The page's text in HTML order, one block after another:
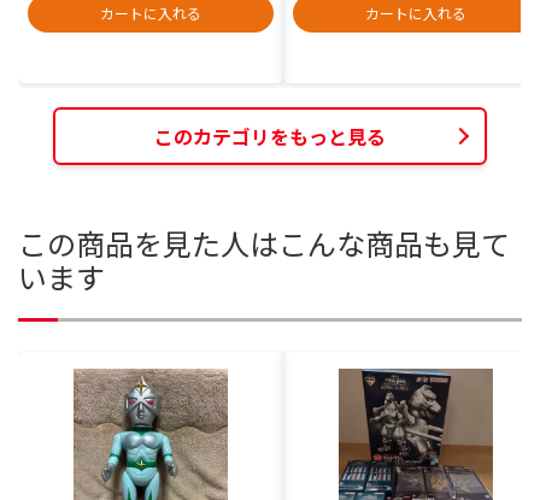
カートに入れる
カートに入れる
このカテゴリをもっと見る
この商品を見た人はこんな商品も見て
います